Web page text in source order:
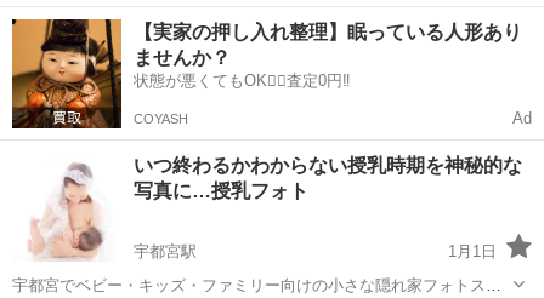
宇都宮市にある隠れ家フォトスタジオ「ピースフルタイム」は、ベビ
ー、キッズ、ファミリー向けの小さなフォトスタジオです。 ママフォ
トグラファーasuka.が...
栃木 宇都宮市 宇都宮駅 その他 フォトグラファー
【実家の押し入れ整理】眠っている人形あり
ませんか？
状態が悪くてもOK🙆‍♀️査定0円‼️
COYASH Ad
いつ終わるかわからない授乳時期を神秘的な
写真に…授乳フォト
宇都宮駅
1月1日
宇都宮でベビー・キッズ・ファミリー向けの小さな隠れ家フォトスタ